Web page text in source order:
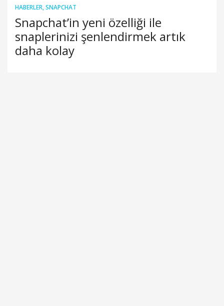
HABERLER,SNAPCHAT
Snapchat’in yeni özelliği ile
snaplerinizi şenlendirmek artık
daha kolay